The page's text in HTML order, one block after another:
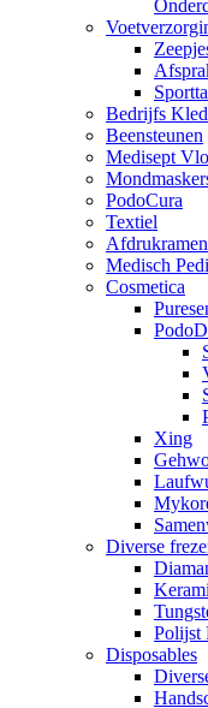
Bedrijfs
Beensteunen
Medisept
PodoCura
Textiel
Afdrukramen
Medisch
Cosmetica
Xing
Diverse
Polijst
Disposables